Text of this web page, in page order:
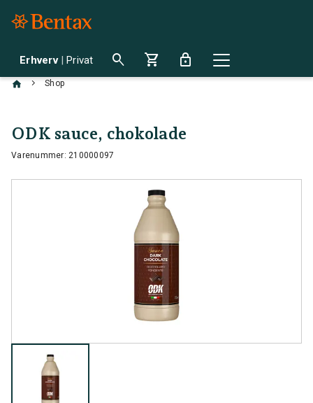
Erhverv | Privat search shopping_cart lock
chevron_right Shop
ODK sauce, chokolade
Varenummer: 210000097